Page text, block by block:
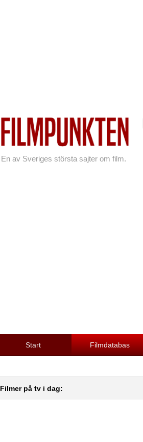
En av Sveriges största sajter om film.
Start Filmdatabas
Filmer på tv i dag: